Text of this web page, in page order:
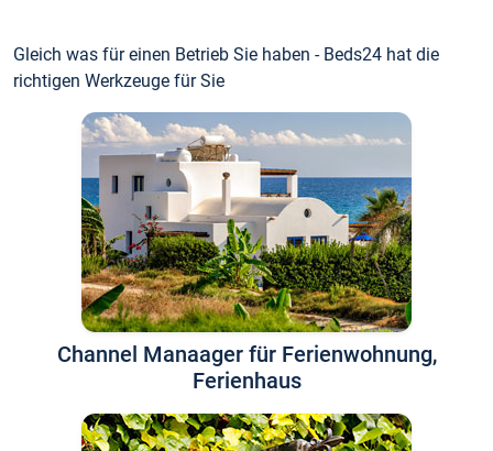
Gleich was für einen Betrieb Sie haben - Beds24 hat die
richtigen Werkzeuge für Sie
Channel Manaager für Ferienwohnung,
Ferienhaus